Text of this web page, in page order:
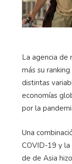
La agencia de
más su
distintas
economías
por la
Una
COVID-19 y la
de de Asia